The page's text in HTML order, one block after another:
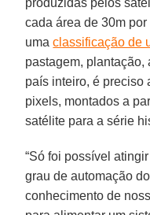
produzidas pelos
cada área de 30m por
umaclassificação de
pastagem, plantação,
país inteiro, é preciso
pixels, montados a
satélite para a série
“Só foi possível
grau de automação
conhecimento de